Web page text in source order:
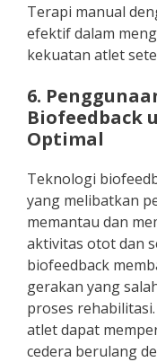
Terapi manual
efektif dalam
kekuatan atlet
6.
Biofeedback
Optimal
Teknologi
yang melibatkan
memantau dan
aktivitas otot dan
biofeedback
gerakan yang
proses
atlet dapat
cedera berulang